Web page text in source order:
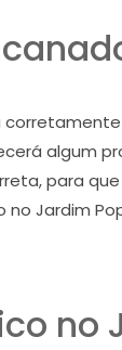
algum
para
Jardim
no